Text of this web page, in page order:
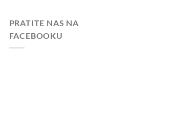
PRATITE NAS NA
FACEBOOKU